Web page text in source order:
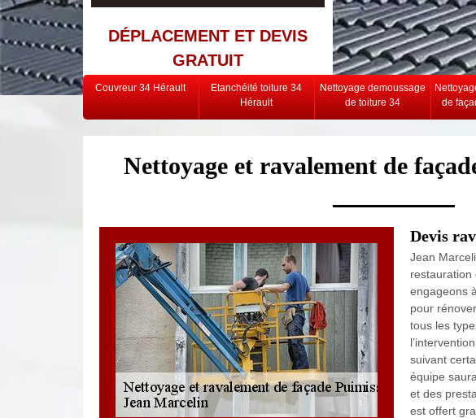
DÉPLACEMENT ET DEVIS
GRATUIT
Couvreur 34 Hérault
Etanchéité toiture 34
Hérault
Nettoyage demoussage
de toiture 34
de
Nettoyage et ravalement de
Devis
Jean
restauration
engageons
pour
tous les
suivant
équipe
et des
est offert